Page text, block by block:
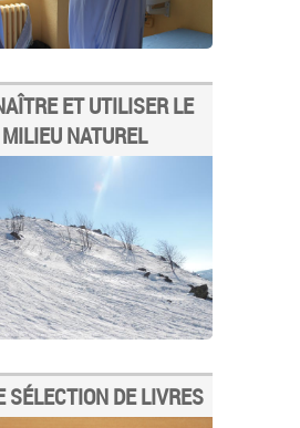
ET UTILISER LE
MILIEU NATUREL
SÉLECTION DE LIVRES